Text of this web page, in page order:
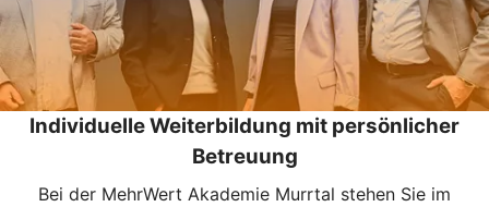
Individuelle Weiterbildung mit persönlicher
Betreuung
Bei der MehrWert Akademie Murrtal stehen Sie im